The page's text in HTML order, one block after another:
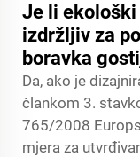
Je li
izdržljiv za
boravka
Da, ako je
člankom 3.
765/2008
mjera za